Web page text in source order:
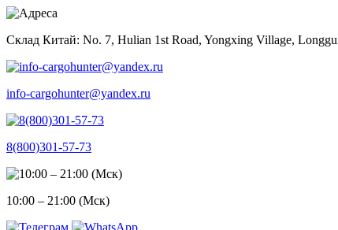
Skip
content
Склад Китай: No. 7, Hulian 1st Road, Yongxing Village,
info-cargohunter@yandex.ru
8(800)301-57-73
10:00 – 21:00 (Мск)